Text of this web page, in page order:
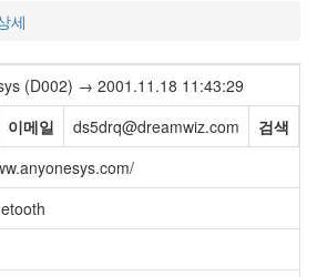
세
(D002) → 2001.11.18 11:43:29
이메일 ds5drq@dreamwiz.com 검색